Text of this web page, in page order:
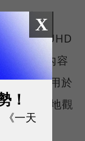
訂方案
賞 • 4K UHD
視內容
容,亦適用於
隨時隨地觀
X
！
《一天